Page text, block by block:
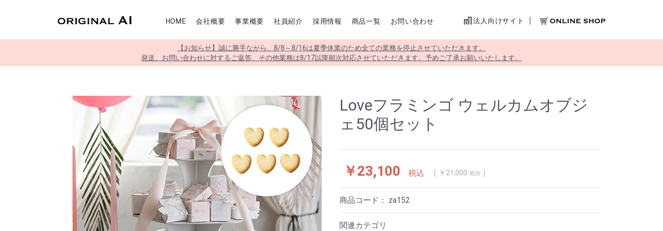
HOME 会社概要 事業概要 社員紹介 採用情報 商品一覧 お問い合わせ 法人向けサイト
【お知らせ】誠に勝手ながら、8/8～8/16は夏季休業のため全ての業務を停止させていただきます。
発送、お問い合わせに対するご返答、その他業務は8/17以降順次対応させていただきます。予めご了承お願いいたします。
Loveフラミンゴ ウェルカムオブジ
ェ50個セット
￥23,100 税込 ￥21,000 税別
商品コード： za152
関連カテゴリ